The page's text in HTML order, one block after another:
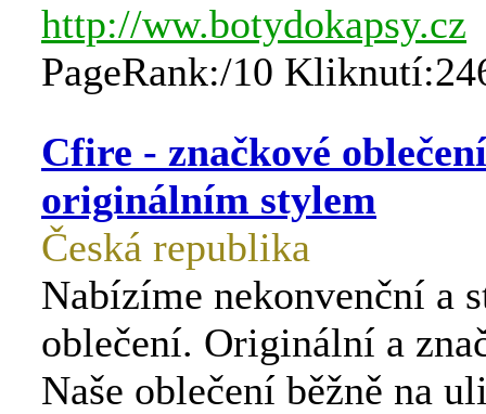
http://ww.botydokapsy.cz
PageRank:/10
Cfire - značkové
originálním stylem
Česká republika
Nabízíme nekonvenční a
oblečení. Originální a
Naše oblečení běžně na